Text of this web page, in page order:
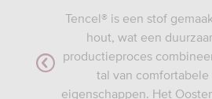
kreeg
Tencel® is een stof
hout, wat een
productieproces
tal van comfortabele
eigenschappen. Het